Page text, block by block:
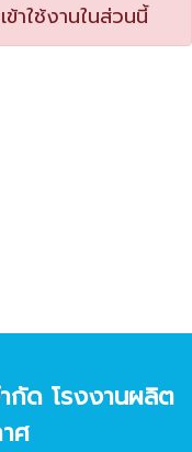
าใช้งานในส่วนนี้
กัด โรงงานผลิต
ศ